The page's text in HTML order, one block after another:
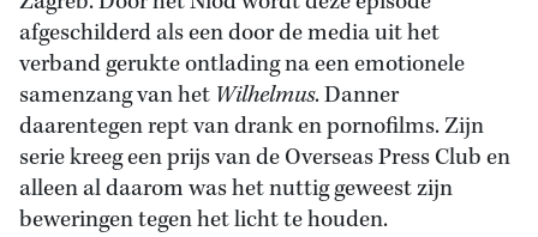
afgeschilderd als een door de media uit het
verband gerukte ontlading na een emotionele
samenzang van het Wilhelmus. Danner
daarentegen rept van drank en pornofilms. Zijn
serie kreeg een prijs van de Overseas Press Club en
alleen al daarom was het nuttig geweest zijn
beweringen tegen het licht te houden.